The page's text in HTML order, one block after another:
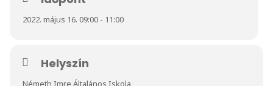
2022. május 16. 09:00 - 11:00
Helyszín
Németh Imre Általános Iskola